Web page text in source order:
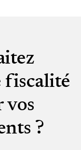
fiscalité
vos
?